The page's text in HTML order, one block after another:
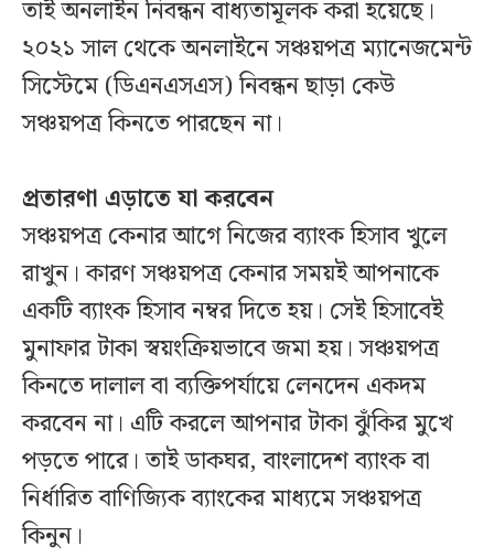
তাই অনলাইন নিবন্ধন বাধ্যতামূলক করা হয়েছে।
২০২১ সাল থেকে অনলাইনে সঞ্চয়পত্র ম্যানেজমেন্ট
সিস্টেমে (ডিএনএসএস) নিবন্ধন ছাড়া কেউ
সঞ্চয়পত্র কিনতে পারছেন না।
প্রতারণা এড়াতে যা করবেন
সঞ্চয়পত্র কেনার আগে নিজের ব্যাংক হিসাব খুলে
রাখুন। কারণ সঞ্চয়পত্র কেনার সময়ই আপনাকে
একটি ব্যাংক হিসাব নম্বর দিতে হয়। সেই হিসাবেই
মুনাফার টাকা স্বয়ংক্রিয়ভাবে জমা হয়। সঞ্চয়পত্র
কিনতে দালাল বা ব্যক্তিপর্যায়ে লেনদেন একদম
করবেন না। এটি করলে আপনার টাকা ঝুঁকির মুখে
পড়তে পারে। তাই ডাকঘর, বাংলাদেশ ব্যাংক বা
নির্ধারিত বাণিজ্যিক ব্যাংকের মাধ্যমে সঞ্চয়পত্র
কিনুন।